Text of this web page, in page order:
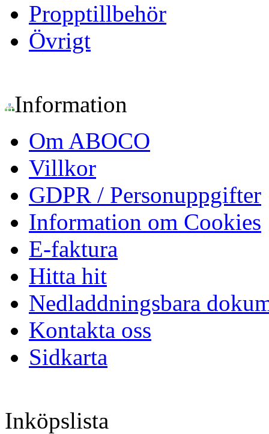
Propptillbehör
Övrigt
Information
Om ABOCO
Villkor
GDPR / Personuppgifter
Information om Cookies
E-faktura
Hitta hit
Nedladdningsbara
Kontakta oss
Sidkarta
Inköpslista